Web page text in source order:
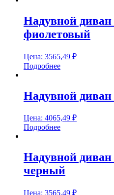
Надувной
фиолетовый
Цена: 3565,49 ₽
Подробнее
Надувной
Цена: 4065,49 ₽
Подробнее
Надувной
черный
Цена: 3565,49 ₽